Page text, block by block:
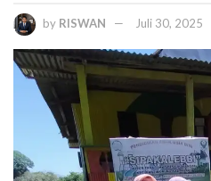
by RISWAN Juli 30, 2025